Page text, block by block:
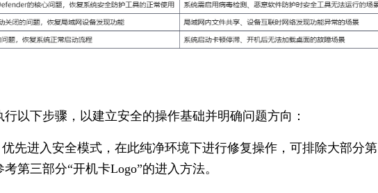
以下步骤，以建立安全的操作基础并明确问题方向：
先进入安全模式，在此纯净环境下进行修复操作，可排除大部分第
第三部分“开机卡Logo”的进入方法。